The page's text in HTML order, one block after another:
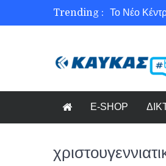
Trending :
Το Νέο
Ασφάλεια
E-SHOP